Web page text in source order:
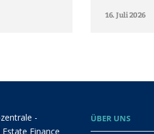
16. Juli 2026
-
Finance
ÜBER UNS